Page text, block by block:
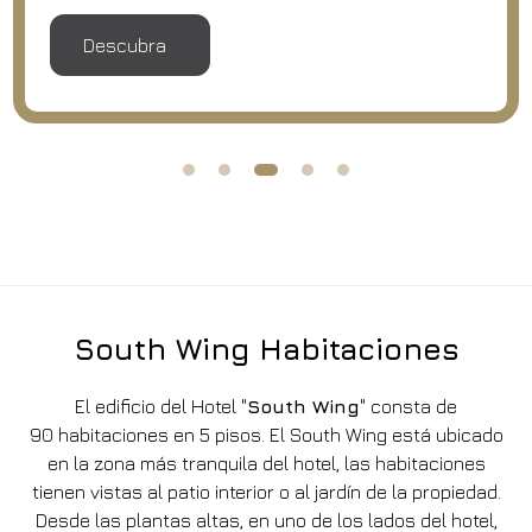
Descubra
South Wing Habitaciones
El edificio del Hotel "South Wing" consta de
90 habitaciones en 5 pisos. El South Wing está ubicado
en la zona más tranquila del hotel, las habitaciones
tienen vistas al patio interior o al jardín de la propiedad.
Desde las plantas altas, en uno de los lados del hotel,